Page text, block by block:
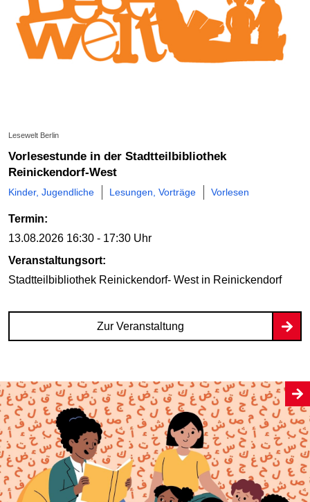
Lesewelt Berlin
Vorlesestunde in der Stadtteilbibliothek
Reinickendorf-West
Kinder, Jugendliche Lesungen, Vorträge Vorlesen
Termin:
13.08.2026 16:30 - 17:30 Uhr
Veranstaltungsort:
Stadtteilbibliothek Reinickendorf- Westin Reinickendorf
Zur Veranstaltung